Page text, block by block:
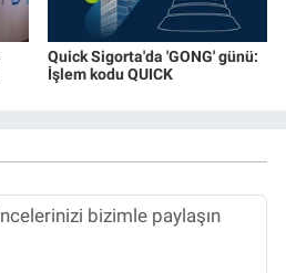
Quick Sigorta'da 'GONG' günü:
İşlem kodu QUICK